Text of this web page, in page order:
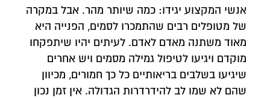
צרו איתנו קשר
השאירו פרטים ונחזור אליכם לשיחת יעוץ אנונימית
אנשי המקצוע יגידו: כמה שיותר מהר. אבל במקרה
של מטופלים רבים שהתמכרו לסמים, הפנייה היא
מאוד משתנה מאדם לאדם. לעיתים יהיו שיתפקחו
מוקדם ויגיעו לטיפול גמילה מסמים ויש אחרים
שיגיעו בשלבים בריאותיים כל כך חמורים, מכיוון
שהם לא שמו לב להידרדרות הגדולה. אין זמן נכון